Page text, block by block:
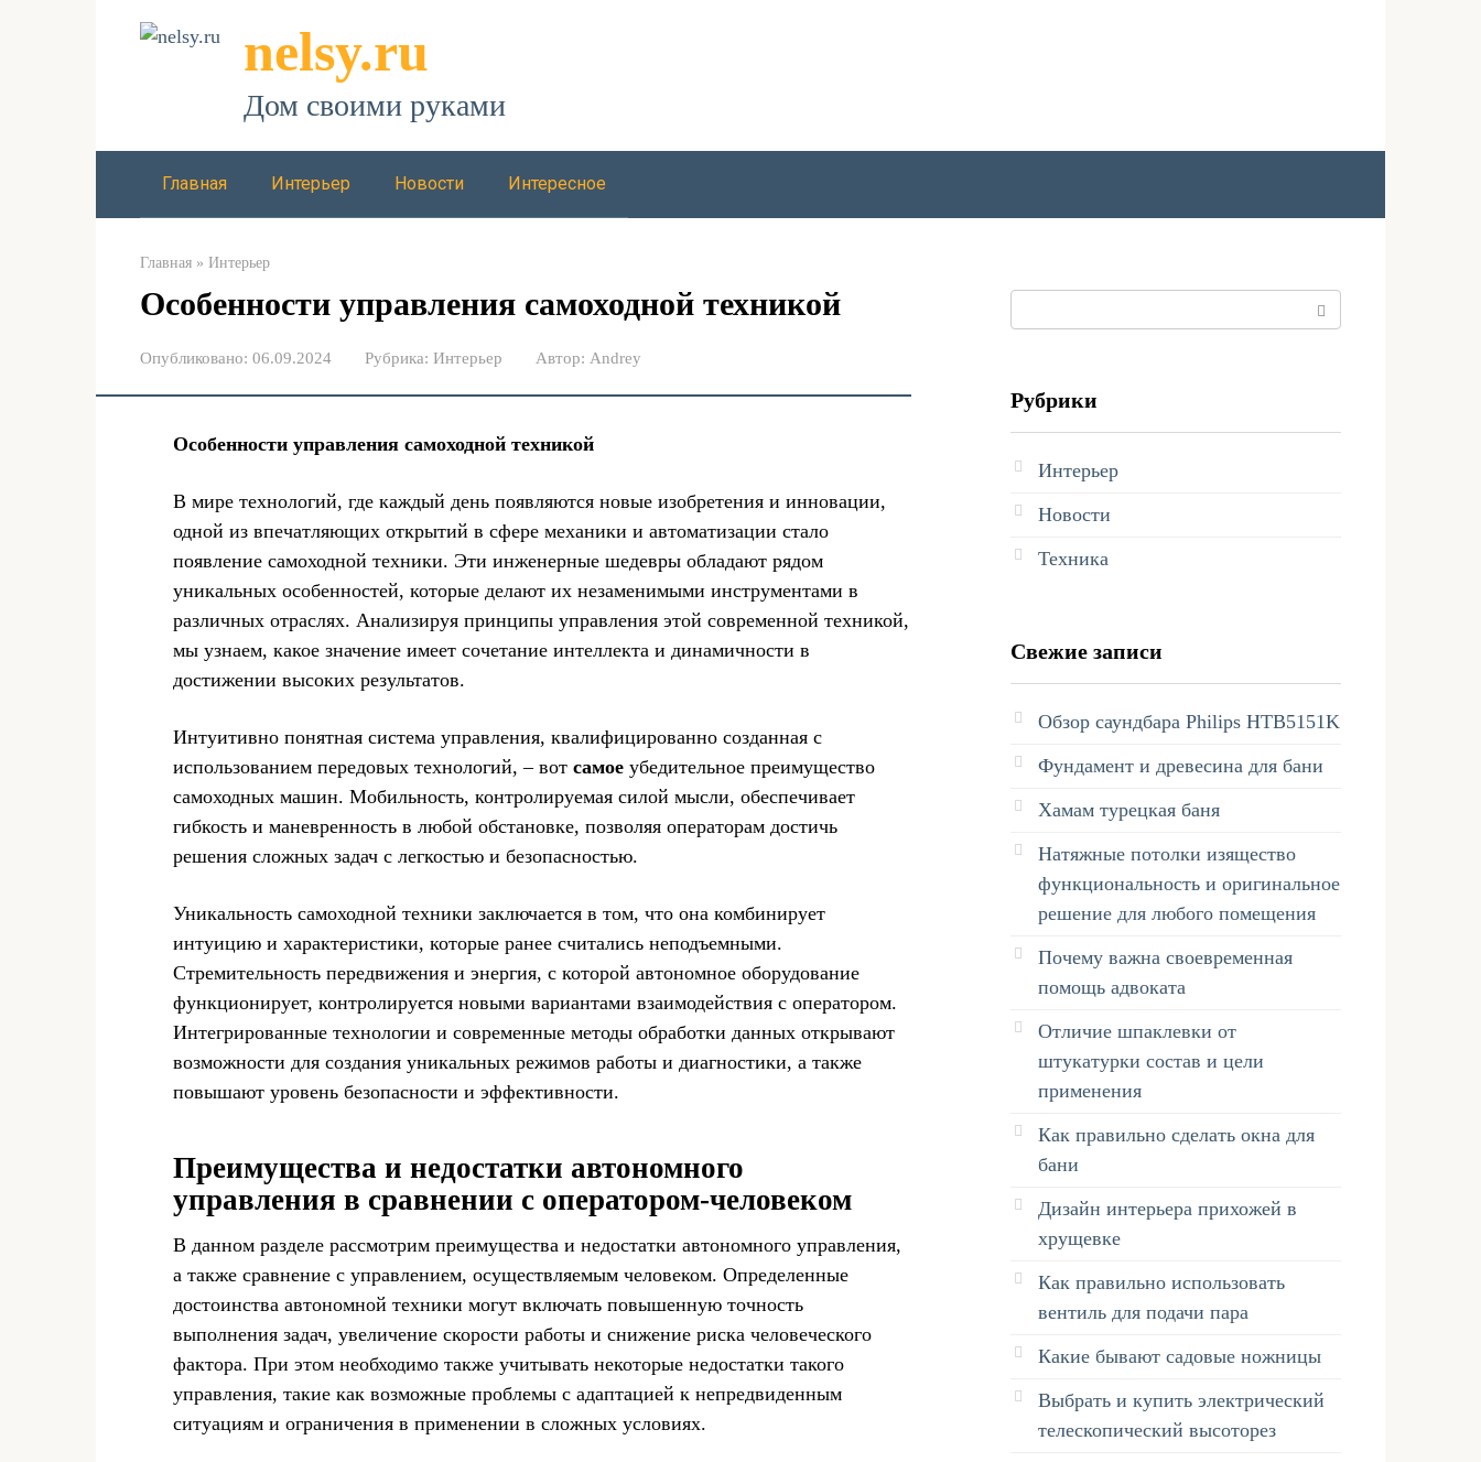
nelsy.ru
Дом своими руками
Главная Интерьер Новости Интересное
Главная » Интерьер
Особенности управления самоходной техникой
Опубликовано: 06.09.2024 Рубрика: Интерьер Автор: Andrey
Особенности управления самоходной техникой
В мире технологий, где каждый день появляются новые изобретения и инновации,
одной из впечатляющих открытий в сфере механики и автоматизации стало
появление самоходной техники. Эти инженерные шедевры обладают рядом
уникальных особенностей, которые делают их незаменимыми инструментами в
различных отраслях. Анализируя принципы управления этой современной техникой,
мы узнаем, какое значение имеет сочетание интеллекта и динамичности в
достижении высоких результатов.
Интуитивно понятная система управления, квалифицированно созданная с
использованием передовых технологий, – вот самое убедительное преимущество
самоходных машин. Мобильность, контролируемая силой мысли, обеспечивает
гибкость и маневренность в любой обстановке, позволяя операторам достичь
решения сложных задач с легкостью и безопасностью.
Уникальность самоходной техники заключается в том, что она комбинирует
интуицию и характеристики, которые ранее считались неподъемными.
Стремительность передвижения и энергия, с которой автономное оборудование
функционирует, контролируется новыми вариантами взаимодействия с оператором.
Интегрированные технологии и современные методы обработки данных открывают
возможности для создания уникальных режимов работы и диагностики, а также
повышают уровень безопасности и эффективности.
Преимущества и недостатки автономного
управления в сравнении с оператором-человеком
В данном разделе рассмотрим преимущества и недостатки автономного управления,
а также сравнение с управлением, осуществляемым человеком. Определенные
достоинства автономной техники могут включать повышенную точность
выполнения задач, увеличение скорости работы и снижение риска человеческого
фактора. При этом необходимо также учитывать некоторые недостатки такого
управления, такие как возможные проблемы с адаптацией к непредвиденным
ситуациям и ограничения в применении в сложных условиях.
Рубрики
Интерьер
Новости
Техника
Свежие записи
Обзор саундбара Philips HTB5151K
Фундамент и древесина для бани
Хамам турецкая баня
Натяжные потолки изящество
функциональность и оригинальное
решение для любого помещения
Почему важна своевременная
помощь адвоката
Отличие шпаклевки от
штукатурки состав и цели
применения
Как правильно сделать окна для
бани
Дизайн интерьера прихожей в
хрущевке
Как правильно использовать
вентиль для подачи пара
Какие бывают садовые ножницы
Выбрать и купить электрический
телескопический высоторез